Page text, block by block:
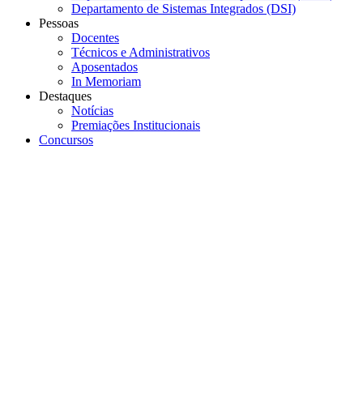
Departamento de Sistemas Integrados (DSI)
Pessoas
Docentes
Técnicos e Administrativos
Aposentados
In Memoriam
Destaques
Notícias
Premiações Institucionais
Concursos